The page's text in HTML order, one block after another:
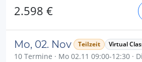
2.598 €
Mo, 02. Nov Teilzeit Virtual
10 Termine · Mo 02.11 09:00-12:30 ·